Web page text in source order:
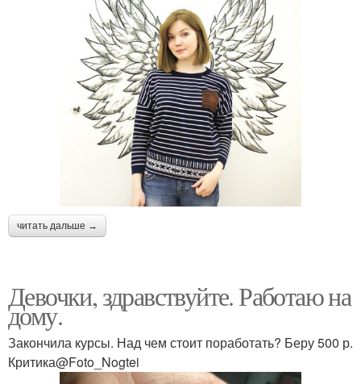
читать дальше →
Девочки, здравствуйте. Работаю на
дому.
Закончила курсы. Над чем стоит поработать? Беру 500 р.
Критика@Foto_Nogtei